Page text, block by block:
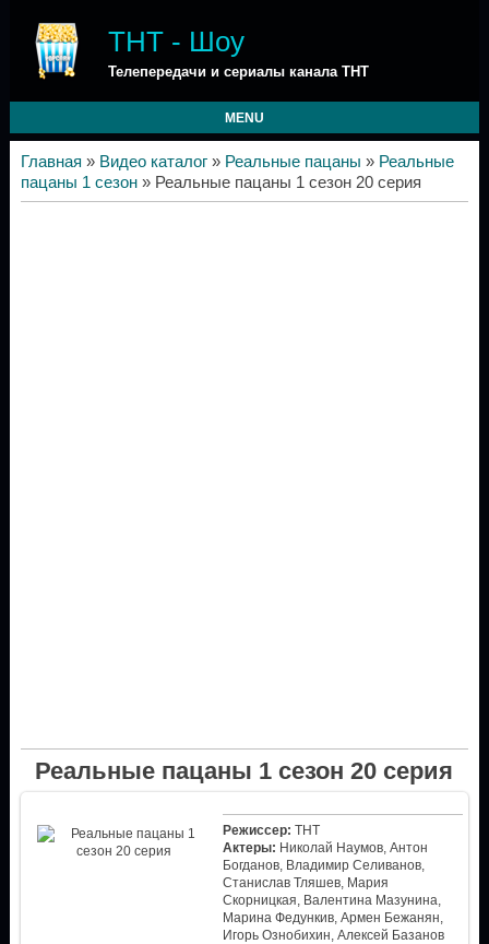
ТНТ - Шоу
Телепередачи и сериалы канала ТНТ
MENU
Главная » Видео каталог» Реальные пацаны » Реальные
пацаны 1 сезон» Реальные пацаны 1 сезон 20 серия
Реальные пацаны 1 сезон 20 серия
Режиссер: ТНТ
Актеры: Николай Наумов, Антон
Богданов, Владимир Селиванов,
Станислав Тляшев, Мария
Скорницкая, Валентина Мазунина,
Марина Федункив, Армен Бежанян,
Игорь Ознобихин, Алексей Базанов